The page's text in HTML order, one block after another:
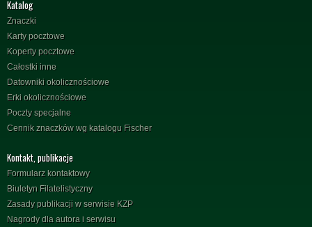
Katalog
Znaczki
Karty pocztowe
Koperty pocztowe
Całostki inne
Datowniki okolicznościowe
Erki okolicznościowe
Poczty specjalne
Cennik znaczków wg katalogu Fischer
Kontakt, publikacje
Formularz kontaktowy
Biuletyn Filatelistyczny
Zasady publikacji w serwisie KZP
Nagrody dla autora i serwisu